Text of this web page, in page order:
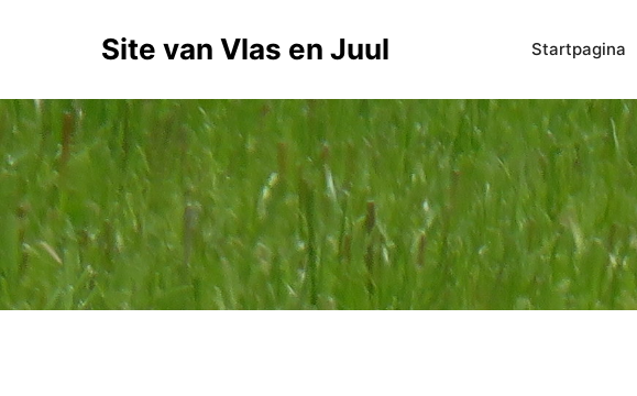
Site van Vlas en Juul Startpagina